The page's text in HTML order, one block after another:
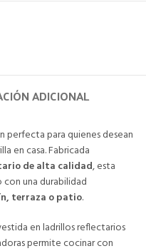
ADICIONAL
perfecta para quienes desean
en casa. Fabricada
de alta calidad, esta
una durabilidad
terraza o patio.
en ladrillos reflectarios
permite cocinar con